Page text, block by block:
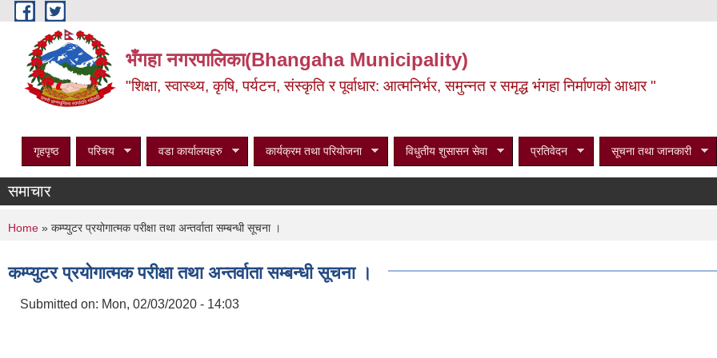
Skip to main content
भँगहा नगरपालिका(Bhangaha Municipality)
"शिक्षा, स्वास्थ्य, कृषि, पर्यटन, संस्कृति र पूर्वाधार: आत्मनिर्भर, समुन्नत र समृद्ध भंगहा निर्माणको आधार "
गृहपृष्ठ परिचय वडा कार्यालयहरु कार्यक्रम तथा परियोजना विधुतीय शुसासन सेवा प्रतिवेदन सूचना तथा जानकारी
समाचार
You are here
Home » कम्प्युटर प्रयोगात्मक परीक्षा तथा अन्तर्वाता सम्बन्धी सूचना ।
कम्प्युटर प्रयोगात्मक परीक्षा तथा अन्तर्वाता सम्बन्धी सूचना ।
Submitted on: Mon, 02/03/2020 - 14:03